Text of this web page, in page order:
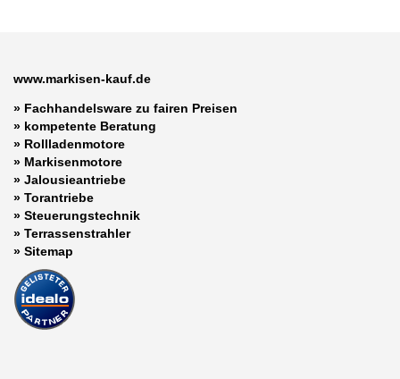
www.markisen-kauf.de
» Fachhandelsware zu fairen Preisen
» kompetente Beratung
» Rollladenmotore
» Markisenmotore
» Jalousieantriebe
» Torantriebe
» Steuerungstechnik
» Terrassenstrahler
» Sitemap